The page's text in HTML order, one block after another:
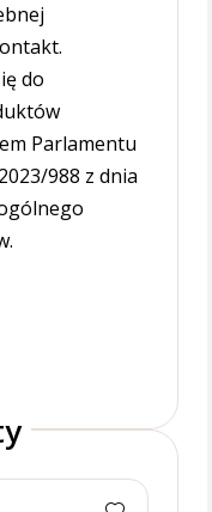
do
Parlamentu
988 z dnia